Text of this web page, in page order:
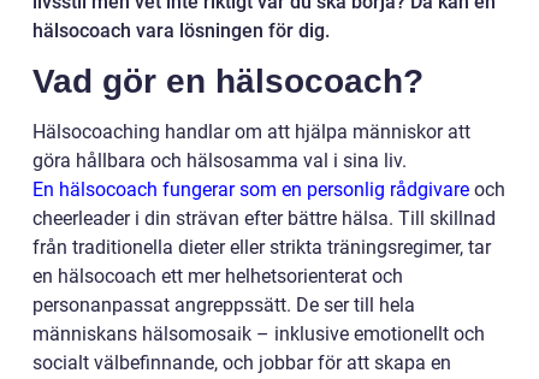
hälsocoach vara lösningen för dig.
Vad gör en hälsocoach?
Hälsocoaching handlar om att hjälpa människor att
göra hållbara och hälsosamma val i sina liv.
En hälsocoach fungerar som en personlig rådgivare och
cheerleader i din strävan efter bättre hälsa. Till skillnad
från traditionella dieter eller strikta träningsregimer, tar
en hälsocoach ett mer helhetsorienterat och
personanpassat angreppssätt. De ser till hela
människans hälsomosaik – inklusive emotionellt och
socialt välbefinnande, och jobbar för att skapa en